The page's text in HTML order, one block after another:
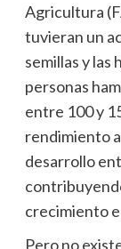
Agricultura
tuvieran un
semillas y las
personas
entre 100 y
rendimiento
desarrollo
crecimiento
Pero no